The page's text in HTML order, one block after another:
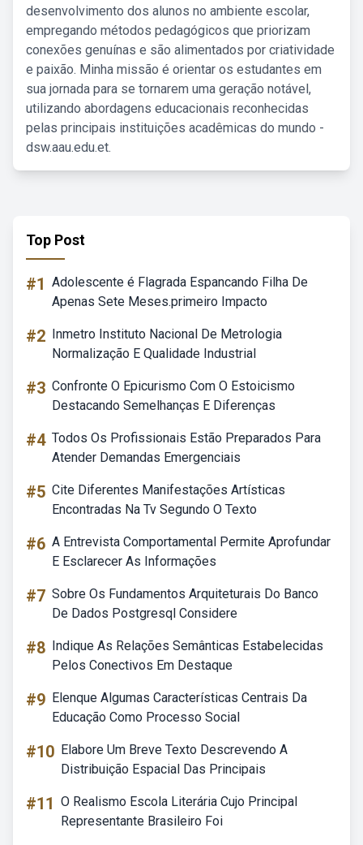
desenvolvimento dos alunos no ambiente escolar,
empregando métodos pedagógicos que priorizam
conexões genuínas e são alimentados por criatividade
e paixão. Minha missão é orientar os estudantes em
sua jornada para se tornarem uma geração notável,
utilizando abordagens educacionais reconhecidas
pelas principais instituições acadêmicas do mundo -
dsw.aau.edu.et.
Top Post
#1 Adolescente é Flagrada Espancando Filha De
Apenas Sete Meses.primeiro Impacto
#2 Inmetro Instituto Nacional De Metrologia
Normalização E Qualidade Industrial
#3 Confronte O Epicurismo Com O Estoicismo
Destacando Semelhanças E Diferenças
#4 Todos Os Profissionais Estão Preparados Para
Atender Demandas Emergenciais
#5 Cite Diferentes Manifestações Artísticas
Encontradas Na Tv Segundo O Texto
#6 A Entrevista Comportamental Permite Aprofundar
E Esclarecer As Informações
#7 Sobre Os Fundamentos Arquiteturais Do Banco
De Dados Postgresql Considere
#8 Indique As Relações Semânticas Estabelecidas
Pelos Conectivos Em Destaque
#9 Elenque Algumas Características Centrais Da
Educação Como Processo Social
#10 Elabore Um Breve Texto Descrevendo A
Distribuição Espacial Das Principais
#11 O Realismo Escola Literária Cujo Principal
Representante Brasileiro Foi